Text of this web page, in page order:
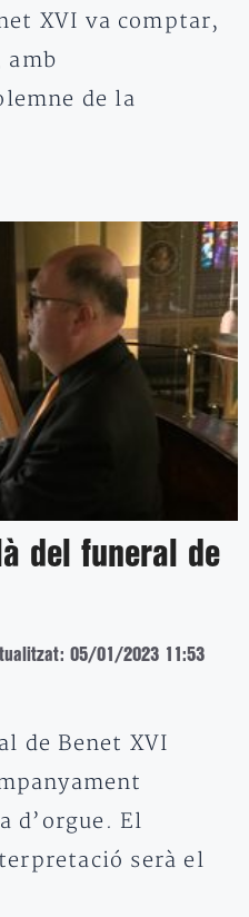
XVI va comptar,
amb
de la
del funeral de
05/01/2023 11:53
de Benet XVI
d’orgue. El
serà el